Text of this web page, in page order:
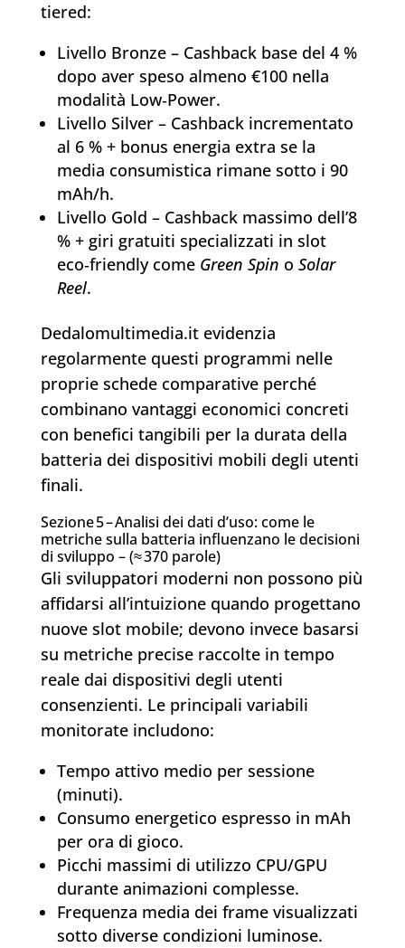
tiered:
Livello Bronze – Cashback base del 4 %
dopo aver speso almeno €100 nella
modalità Low‑Power.
Livello Silver – Cashback incrementato
al 6 % + bonus energia extra se la
media consumistica rimane sotto i 90
mAh/h.
Livello Gold – Cashback massimo dell’8
% + giri gratuiti specializzati in slot
eco‑friendly come Green Spin o Solar
Reel.
Dedalomultimedia.it evidenzia
regolarmente questi programmi nelle
proprie schede comparative perché
combinano vantaggi economici concreti
con benefici tangibili per la durata della
batteria dei dispositivi mobili degli utenti
finali.
Sezione 5 – Analisi dei dati d’uso: come le
metriche sulla batteria influenzano le decisioni
di sviluppo – (≈ 370 parole)
Gli sviluppatori moderni non possono più
affidarsi all’intuizione quando progettano
nuove slot mobile; devono invece basarsi
su metriche precise raccolte in tempo
reale dai dispositivi degli utenti
consenzienti. Le principali variabili
monitorate includono:
Tempo attivo medio per sessione
(minuti).
Consumo energetico espresso in mAh
per ora di gioco.
Picchi massimi di utilizzo CPU/GPU
durante animazioni complesse.
Frequenza media dei frame visualizzati
sotto diverse condizioni luminose.